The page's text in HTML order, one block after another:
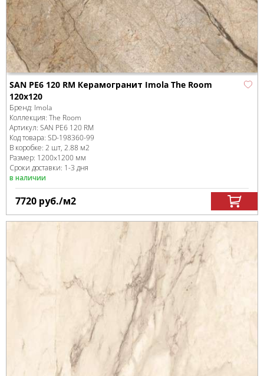
SAN PE6 120 RM Керамогранит Imola The Room
120x120
Бренд: Imola
Коллекция: The Room
Артикул: SAN PE6 120 RM
Код товара: SD-198360-99
В коробке: 2 шт, 2.88 м2
Размер: 1200x1200 мм
Сроки доставки: 1-3 дня
в наличии
7720 руб./м2